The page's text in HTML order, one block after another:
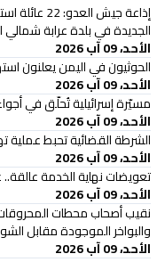
إذاعة جيش
الجديدة في بلدة عرابة شمالي
الأحد، 09 آب 2026
الحوثيون في اليمن يعلنون
الأحد، 09 آب 2026
مسيّرة إسرائيلية تُحلّق في
الأحد، 09 آب 2026
الشرطة القضائية تحبط عملية
الأحد، 09 آب 2026
تعويضات نهاية الخدمة عالقة..
الأحد، 09 آب 2026
نقيب أصحاب محطات المحروقات
والبواخر الموجودة مقابل
الأحد، 09 آب 2026